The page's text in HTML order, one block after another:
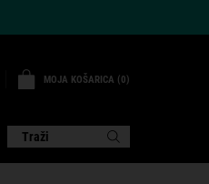
MOJA KOŠARICA 0
0 PROIZVOD
Traži